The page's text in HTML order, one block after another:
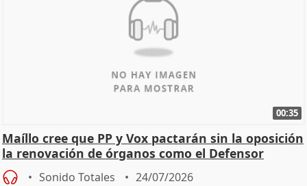
00:35
Maíllo cree que PP y Vox pactarán sin la oposición
la renovación de órganos como el Defensor
Sonido Totales 24/07/2026